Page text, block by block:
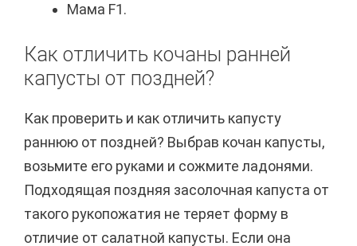
Мама F1.
Как отличить кочаны ранней
капусты от поздней?
Как проверить и как отличить капусту
раннюю от поздней? Выбрав кочан капусты,
возьмите его руками и сожмите ладонями.
Подходящая поздняя засолочная капуста от
такого рукопожатия не теряет форму в
отличие от салатной капусты. Если она